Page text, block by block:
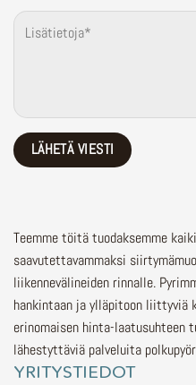
Teemme töitä tuodaksemme
saavutettavammaksi
liikennevälineiden rinnalle.
hankintaan ja ylläpitoon liittyviä
erinomaisen hinta-laatusuhteen
lähestyttäviä palveluita
YRITYSTIEDOT